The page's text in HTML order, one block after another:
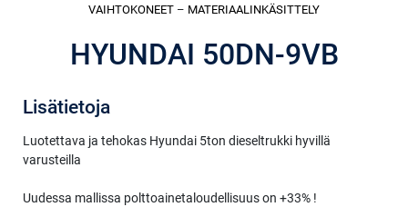
VAIHTOKONEET – MATERIAALINKÄSITTELY
HYUNDAI 50DN-9VB
Lisätietoja
Luotettava ja tehokas Hyundai 5ton dieseltrukki hyvillä
varusteilla
Uudessa mallissa polttoainetaloudellisuus on +33% !